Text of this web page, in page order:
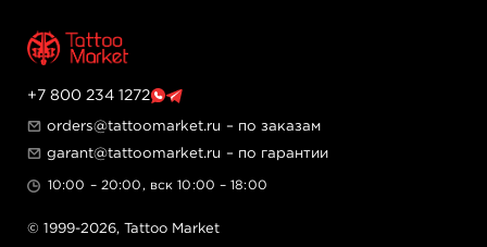
+7 800 234 1272
orders@tattoomarket.ru – по заказам
garant@tattoomarket.ru – по гарантии
10:00 – 20:00, вск 10:00 – 18:00
© 1999-2026, Tattoo Market